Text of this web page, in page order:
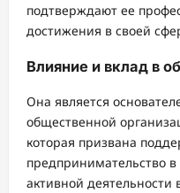
подтверждают ее
достижения в своей
Влияние и вклад в
Она является
общественной
которая призвана
предпринимательство
активной